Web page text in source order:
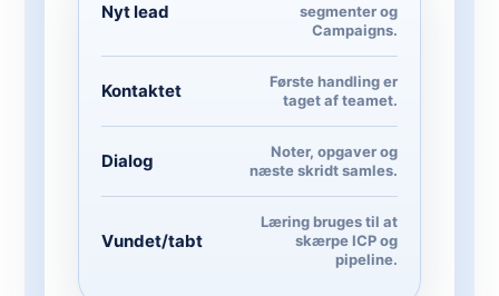
Nyt lead
segmenter og
Campaigns.
Kontaktet
Første handling er
taget af teamet.
Dialog
Noter, opgaver og
næste skridt samles.
Vundet/tabt
Læring bruges til at
skærpe ICP og
pipeline.